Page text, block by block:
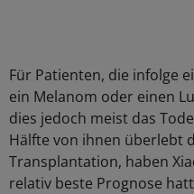
Für Patienten, die infolge
ein Melanom oder einen
dies jedoch meist das
Hälfte von ihnen überlebt
Transplantation, haben
relativ beste Prognose